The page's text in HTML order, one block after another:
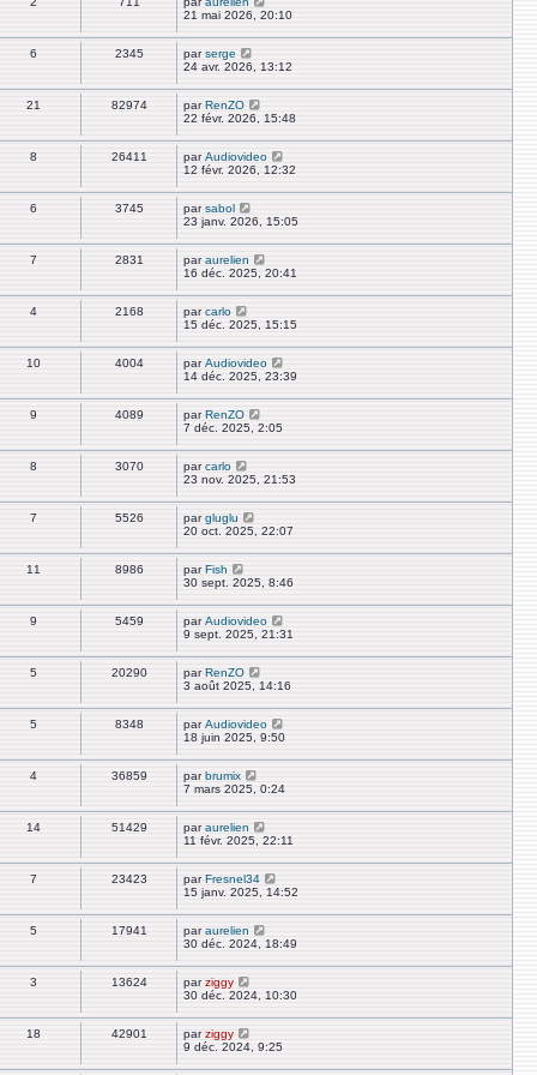
21 mai 2026, 20:10
6 2345 parserge
24 avr. 2026, 13:12
21 82974 parRenZO
22 févr. 2026, 15:48
8 26411 parAudiovideo
12 févr. 2026, 12:32
6 3745 parsabol
23 janv. 2026, 15:05
7 2831 paraurelien
16 déc. 2025, 20:41
4 2168 parcarlo
15 déc. 2025, 15:15
10 4004 parAudiovideo
14 déc. 2025, 23:39
9 4089 parRenZO
7 déc. 2025, 2:05
8 3070 parcarlo
23 nov. 2025, 21:53
7 5526 pargluglu
20 oct. 2025, 22:07
11 8986 parFish
30 sept. 2025, 8:46
9 5459 parAudiovideo
9 sept. 2025, 21:31
5 20290 parRenZO
3 août 2025, 14:16
5 8348 parAudiovideo
18 juin 2025, 9:50
4 36859 parbrumix
7 mars 2025, 0:24
14 51429 paraurelien
11 févr. 2025, 22:11
7 23423 parFresnel34
15 janv. 2025, 14:52
5 17941 paraurelien
30 déc. 2024, 18:49
3 13624 parziggy
30 déc. 2024, 10:30
18 42901 parziggy
9 déc. 2024, 9:25